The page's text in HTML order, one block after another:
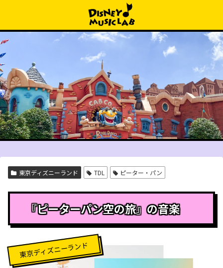
東京ディズニーランド TDL ピーター・パン
『ピーターパン空の旅』の音楽
東京ディズニーランド